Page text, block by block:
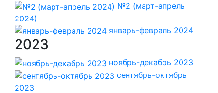
№2 (март-апрель
2024)
январь-февраль 2024
2023
ноябрь-декабрь 2023
сентябрь-октябрь
2023